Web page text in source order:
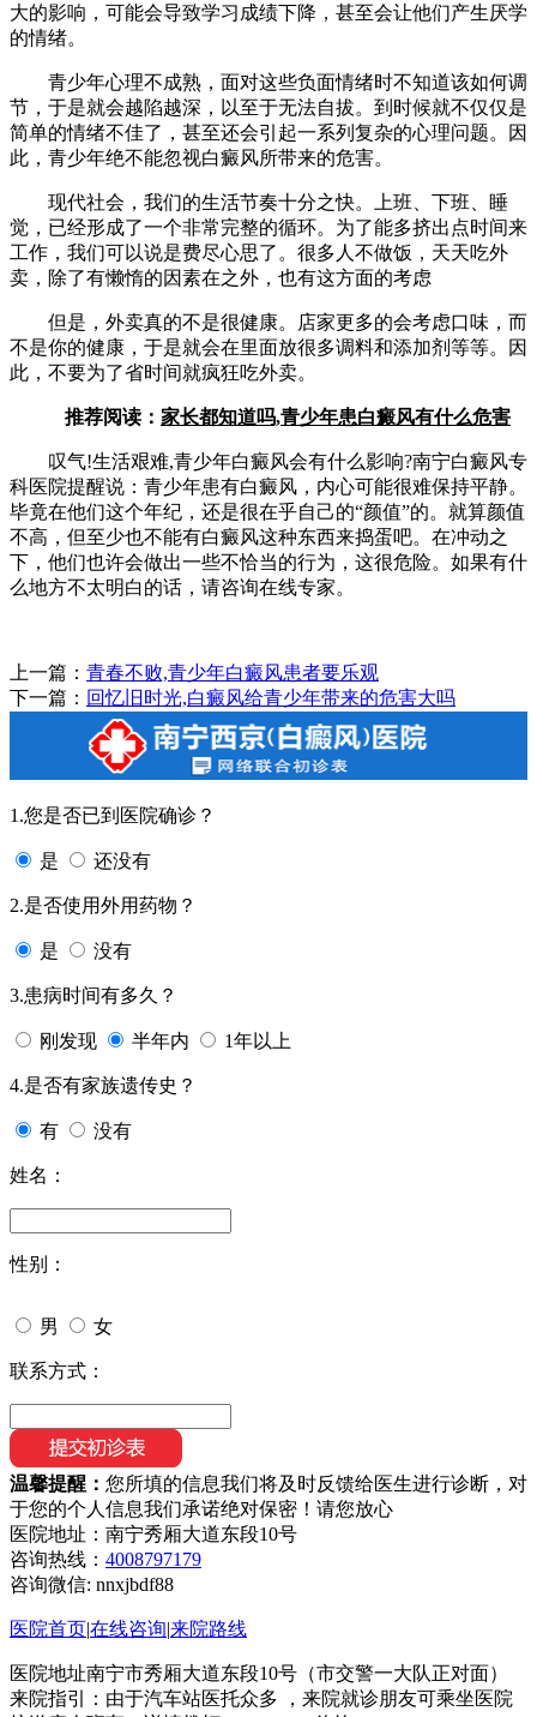
大的影响，可能会导致学习成绩下降，甚至会让他们产生厌学
的情绪。
青少年心理不成熟，面对这些负面情绪时不知道该如何调
节，于是就会越陷越深，以至于无法自拔。到时候就不仅仅是
简单的情绪不佳了，甚至还会引起一系列复杂的心理问题。因
此，青少年绝不能忽视白癜风所带来的危害。
现代社会，我们的生活节奏十分之快。上班、下班、睡
觉，已经形成了一个非常完整的循环。为了能多挤出点时间来
工作，我们可以说是费尽心思了。很多人不做饭，天天吃外
卖，除了有懒惰的因素在之外，也有这方面的考虑
但是，外卖真的不是很健康。店家更多的会考虑口味，而
不是你的健康，于是就会在里面放很多调料和添加剂等等。因
此，不要为了省时间就疯狂吃外卖。
推荐阅读： 家长都知道吗,青少年患白癜风有什么危害
叹气!生活艰难,青少年白癜风会有什么影响?南宁白癜风专
科医院提醒说：青少年患有白癜风，内心可能很难保持平静。
毕竟在他们这个年纪，还是很在乎自己的“颜值”的。就算颜值
不高，但至少也不能有白癜风这种东西来捣蛋吧。在冲动之
下，他们也许会做出一些不恰当的行为，这很危险。如果有什
么地方不太明白的话，请咨询在线专家。
上一篇： 青春不败,青少年白癜风患者要乐观
下一篇： 回忆旧时光,白癜风给青少年带来的危害大吗
1.您是否已到医院确诊？
是 还没有
2.是否使用外用药物？
是 没有
3.患病时间有多久？
刚发现 半年内 1年以上
4.是否有家族遗传史？
有 没有
姓名：
性别：
男 女
联系方式：
温馨提醒： 您所填的信息我们将及时反馈给医生进行诊断，对
于您的个人信息我们承诺绝对保密！请您放心
医院地址：南宁秀厢大道东段10号
咨询热线： 4008797179
咨询微信: nnxjbdf88
医院首页|在线咨询|来院路线
医院地址南宁市秀厢大道东段10号（市交警一大队正对面）
来院指引：由于汽车站医托众多 ，来院就诊朋友可乘坐医院